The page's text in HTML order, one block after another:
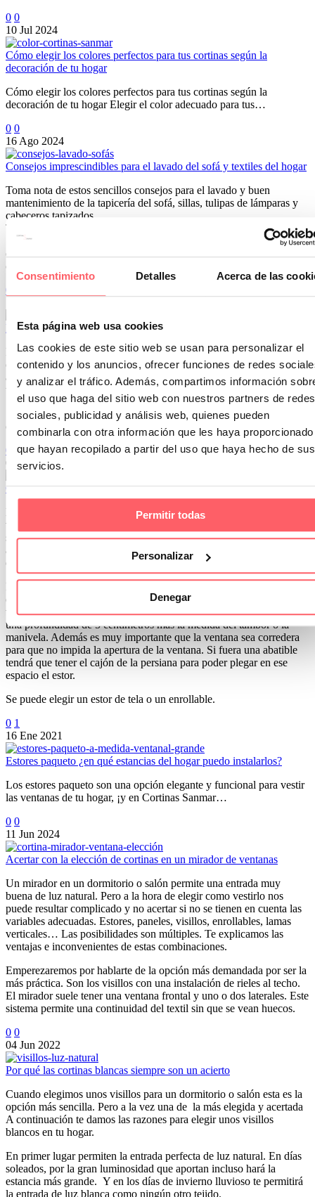
Consentimiento Detalles Acerca de las
Esta página web usa cookies
Las cookies de este sitio web se usan para personalizar el
contenido y los anuncios, ofrecer funciones de redes
y analizar el tráfico. Además, compartimos información
el uso que haga del sitio web con nuestros partners de redes
sociales, publicidad y análisis web, quienes pueden
combinarla con otra información que les haya proporcionado
que hayan recopilado a partir del uso que haya hecho de sus
servicios.
Permitir todas
Personalizar
Denegar
0 0
10 Jul 2024
Cómo elegir los colores perfectos para tus cortinas según la
decoración de tu hogar
Cómo elegir los colores perfectos para tus cortinas según la
decoración de tu hogar Elegir el color adecuado para tus…
0 0
16 Ago 2024
Consejos imprescindibles para el lavado del sofá y textiles del hogar
Toma nota de estos sencillos consejos para el lavado y buen
mantenimiento de la tapicería del sofá, sillas, tulipas de lámparas y
cabeceros tapizados.
TAPICERÍA DE SILLAS Y SOFÁS IMPECABLE.
Si lo que queremos es quitar las típicas manchas o zonas oscuras por
el roce ( donde se apoya cabeza, brazos…) cogeremos un barreño
con un buen chorro de AMONIACO PERFUMADO
0
Renueva temporada con la últimas incorporaciones de sábanas
Presentamos la nueva colección de Clara Vidal. Textiles con una
calidad excelente y un tacto muy agradable. Modelos en 100 %
algodón o mezcla 50 % poliester- 50 % algodón. Disponible en
tonos pasteles o colores más vivos.
Si estas pensando en renovar tus sábanas, te damos unos prácticos
consejos .
0
0
04 Jun 2019
Como poner un estor en un techo con viga
En algunas casas podemos encontrar encima de una ventana una
viga que dificulta la elección de una cortina. Te explicamos una
solución muy práctica que consigue dos objetivos. Por una lado un
acabado elegante y bonito y por el otro aprovechar el máximo
espacio posible.
Para que el resultado quede perfecto las paredes y la viga tienen que
estar pintados en el mismo color. De esta manera aprovecharemos la
viga para instalar debajo un estor. La viga tiene que tener al menos
una profundidad de 5 centímetros más la medida del tambor o la
manivela. Además es muy importante que la ventana sea corredera
para que no impida la apertura de la ventana. Si fuera una abatible
tendrá que tener el cajón de la persiana para poder plegar en ese
espacio el estor.
Se puede elegir un estor de tela o un enrollable.
0 1
16 Ene 2021
Estores paqueto ¿en qué estancias del hogar puedo instalarlos?
Los estores paqueto son una opción elegante y funcional para vestir
las ventanas de tu hogar, ¡y en Cortinas Sanmar…
0 0
11 Jun 2024
Acertar con la elección de cortinas en un mirador de ventanas
Un mirador en un dormitorio o salón permite una entrada muy
buena de luz natural. Pero a la hora de elegir como vestirlo nos
puede resultar complicado y no acertar si no se tienen en cuenta las
variables adecuadas. Estores, paneles, visillos, enrollables, lamas
verticales… Las posibilidades son múltiples. Te explicamos las
ventajas e inconvenientes de estas combinaciones.
Emperezaremos por hablarte de la opción más demandada por ser la
más práctica. Son los visillos con una instalación de rieles al techo.
El mirador suele tener una ventana frontal y uno o dos laterales. Este
sistema permite una continuidad del textil sin que se vean huecos.
0 0
04 Jun 2022
Por qué las cortinas blancas siempre son un acierto
Cuando elegimos unos visillos para un dormitorio o salón esta es la
opción más sencilla. Pero a la vez una de la más elegida y acertada
A continuación te damos las razones para elegir unos visillos
blancos en tu hogar.
En primer lugar permiten la entrada perfecta de luz natural. En días
soleados, por la gran luminosidad que aportan incluso hará la
estancia más grande. Y en los días de invierno lluvioso te permitirá
la entrada de luz blanca como ningún otro tejido.